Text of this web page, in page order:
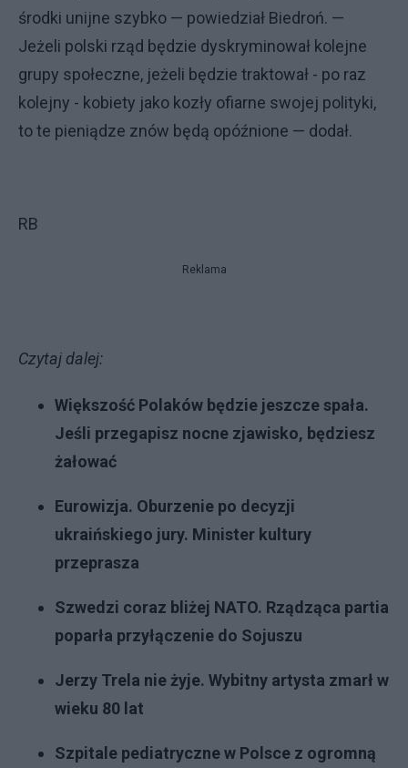
środki unijne szybko — powiedział Biedroń. —
Jeżeli polski rząd będzie dyskryminował kolejne
grupy społeczne, jeżeli będzie traktował - po raz
kolejny - kobiety jako kozły ofiarne swojej polityki,
to te pieniądze znów będą opóźnione — dodał.
RB
Reklama
Czytaj dalej:
Większość Polaków będzie jeszcze spała.
Jeśli przegapisz nocne zjawisko, będziesz
żałować
Eurowizja. Oburzenie po decyzji
ukraińskiego jury. Minister kultury
przeprasza
Szwedzi coraz bliżej NATO. Rządząca partia
poparła przyłączenie do Sojuszu
Jerzy Trela nie żyje. Wybitny artysta zmarł w
wieku 80 lat
Szpitale pediatryczne w Polsce z ogromną